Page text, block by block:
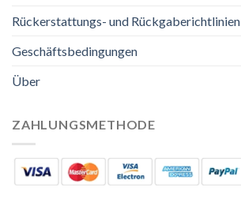
Rückerstattungs- und Rückgaberichtlinien
Geschäftsbedingungen
Über
ZAHLUNGSMETHODE